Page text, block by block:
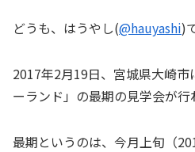
どうも、はうやし(@hauyashi)
2017年2月19日、宮城県大崎
ーランド」の最期の見学会が行
最期というのは、今月上旬（